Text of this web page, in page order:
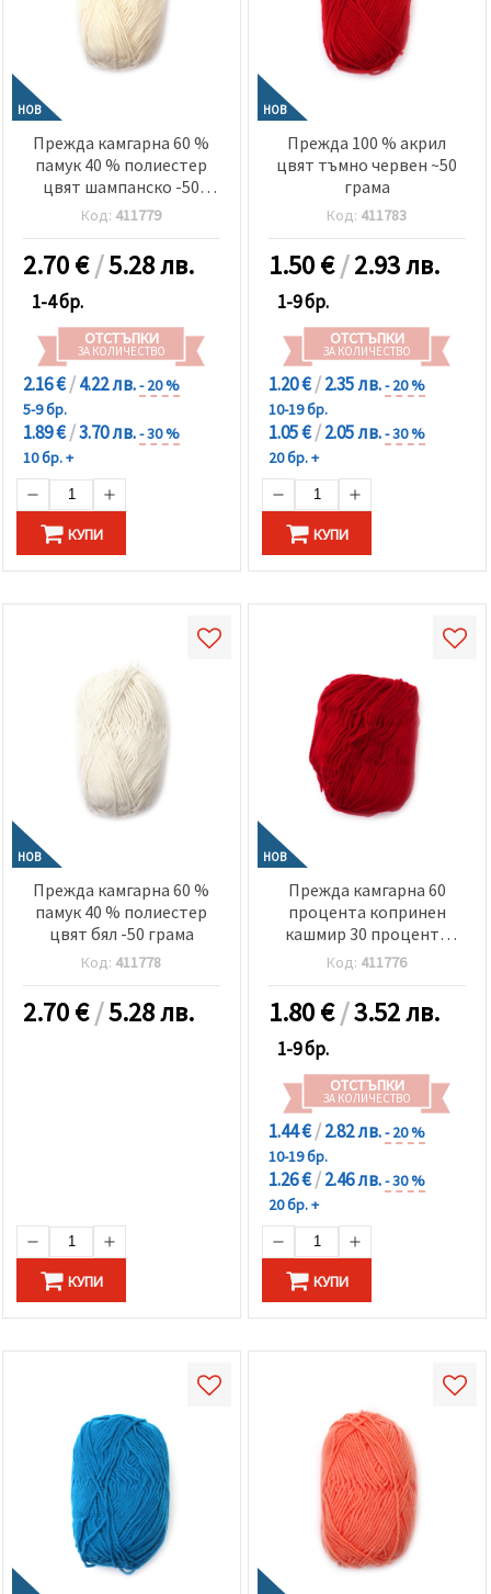
НОВ
Прежда камгарна 60 %
памук 40 % полиестер
цвят шампанско -50
грама
Код: 411779
2.70€/5.28 лв.
1-4 бр.
ОТСТЪПКИ
ЗА КОЛИЧЕСТВО
2.16 €/4.22 лв.- 20 %
5-9 бр.
1.89 €/3.70 лв.- 30 %
10 бр. +
КУПИ
НОВ
Прежда 100 % акрил
цвят тъмно червен ~50
грама
Код: 411783
1.50€/2.93 лв.
1-9 бр.
ОТСТЪПКИ
ЗА КОЛИЧЕСТВО
1.20 €/2.35 лв.- 20 %
10-19 бр.
1.05 €/2.05 лв.- 30 %
20 бр. +
КУПИ
НОВ
Прежда камгарна 60 %
памук 40 % полиестер
цвят бял -50 грама
Код: 411778
2.70€/5.28 лв.
КУПИ
НОВ
Прежда камгарна 60
процента копринен
кашмир 30 процента
вълна 10 процента
кашмир цвят тъмно
червен -50 грама
Код: 411776
1.80€/3.52 лв.
1-9 бр.
ОТСТЪПКИ
ЗА КОЛИЧЕСТВО
1.44 €/2.82 лв.- 20 %
10-19 бр.
1.26 €/2.46 лв.- 30 %
20 бр. +
КУПИ